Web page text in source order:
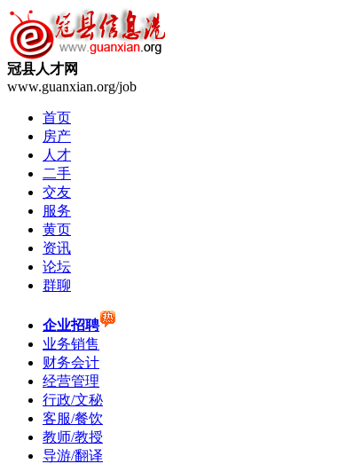
冠县人才网
www.guanxian.org/job
首页
房产
人才
二手
交友
服务
黄页
资讯
论坛
群聊
企业招聘
业务销售
财务会计
经营管理
行政/文秘
客服/餐饮
教师/教授
导游/翻译